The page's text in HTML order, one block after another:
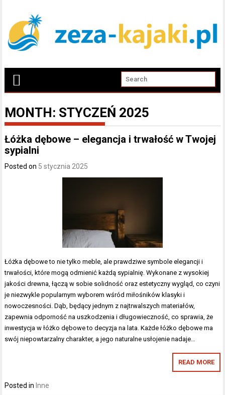
MONTH: STYCZEŃ 2025
Łóżka dębowe – elegancja i trwałość w Twojej
sypialni
Posted on 5 stycznia 2025
Łóżka dębowe to nie tylko meble, ale prawdziwe symbole elegancji i
trwałości, które mogą odmienić każdą sypialnię. Wykonane z wysokiej
jakości drewna, łączą w sobie solidność oraz estetyczny wygląd, co czyni
je niezwykle popularnym wyborem wśród miłośników klasyki i
nowoczesności. Dąb, będący jednym z najtrwalszych materiałów,
zapewnia odporność na uszkodzenia i długowieczność, co sprawia, że
inwestycja w łóżko dębowe to decyzja na lata. Każde łóżko dębowe ma
swój niepowtarzalny charakter, a jego naturalne usłojenie nadaje…
READ MORE
Posted in Inne